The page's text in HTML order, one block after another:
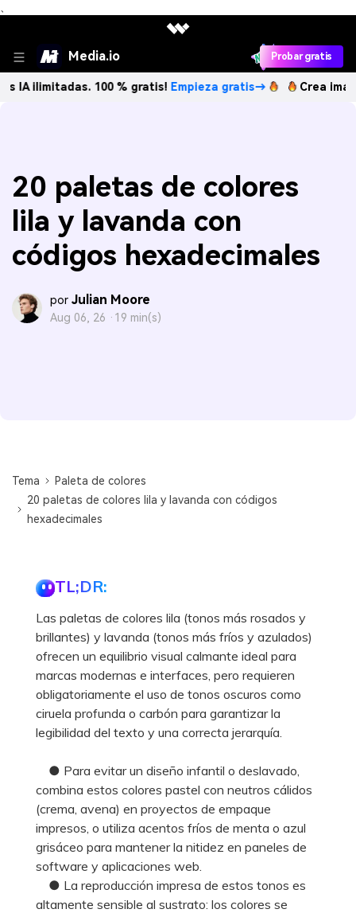
、
Media.io Probar gratis
100 % gratis! Empieza gratis→ Crea imágenes IA
20 paletas de colores
lila y lavanda con
códigos hexadecimales
por Julian Moore
Aug 06, 26 · 19 min(s)
Tema
Paleta de colores
20 paletas de colores lila y lavanda con códigos
hexadecimales
TL;DR:
Las paletas de colores lila (tonos más rosados y
brillantes) y lavanda (tonos más fríos y azulados)
ofrecen un equilibrio visual calmante ideal para
marcas modernas e interfaces, pero requieren
obligatoriamente el uso de tonos oscuros como
ciruela profunda o carbón para garantizar la
legibilidad del texto y una correcta jerarquía.
● Para evitar un diseño infantil o deslavado,
combina estos colores pastel con neutros cálidos
(crema, avena) en proyectos de empaque
impresos, o utiliza acentos fríos de menta o azul
grisáceo para mantener la nitidez en paneles de
software y aplicaciones web.
● La reproducción impresa de estos tonos es
altamente sensible al sustrato: los colores se